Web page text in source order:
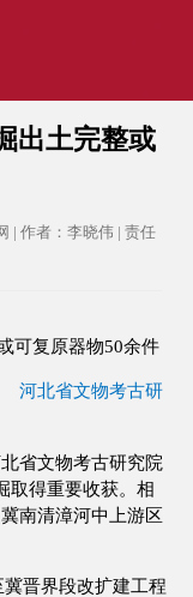
出土完整或
| 作者：李晓伟 | 责任
河北省文物考古研
省文物考古研究院
取得重要收获。相
南清漳河中上游区
晋界段改扩建工程